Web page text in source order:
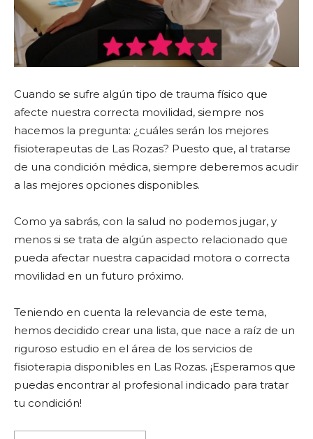
Cuando se sufre algún tipo de trauma físico que
afecte nuestra correcta movilidad, siempre nos
hacemos la pregunta: ¿cuáles serán los mejores
fisioterapeutas de Las Rozas? Puesto que, al tratarse
de una condición médica, siempre deberemos acudir
a las mejores opciones disponibles.
Como ya sabrás, con la salud no podemos jugar, y
menos si se trata de algún aspecto relacionado que
pueda afectar nuestra capacidad motora o correcta
movilidad en un futuro próximo.
Teniendo en cuenta la relevancia de este tema,
hemos decidido crear una lista, que nace a raíz de un
riguroso estudio en el área de los servicios de
fisioterapia disponibles en Las Rozas. ¡Esperamos que
puedas encontrar al profesional indicado para tratar
tu condición!